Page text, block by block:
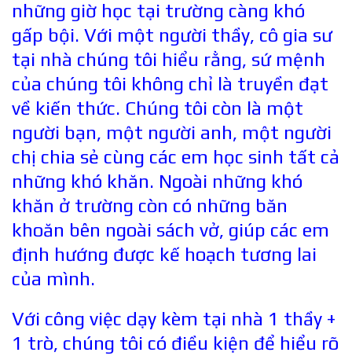
những giờ học tại trường càng khó
gấp bội. Với một người thầy, cô gia sư
tại nhà chúng tôi hiểu rằng, sứ mệnh
của chúng tôi không chỉ là truyền đạt
về kiến thức. Chúng tôi còn là một
người bạn, một người anh, một người
chị chia sẻ cùng các em học sinh tất cả
những khó khăn. Ngoài những khó
khăn ở trường còn có những băn
khoăn bên ngoài sách vở, giúp các em
định hướng được kế hoạch tương lai
của mình.
Với công việc dạy kèm tại nhà 1 thầy +
1 trò, chúng tôi có điều kiện để hiểu rõ